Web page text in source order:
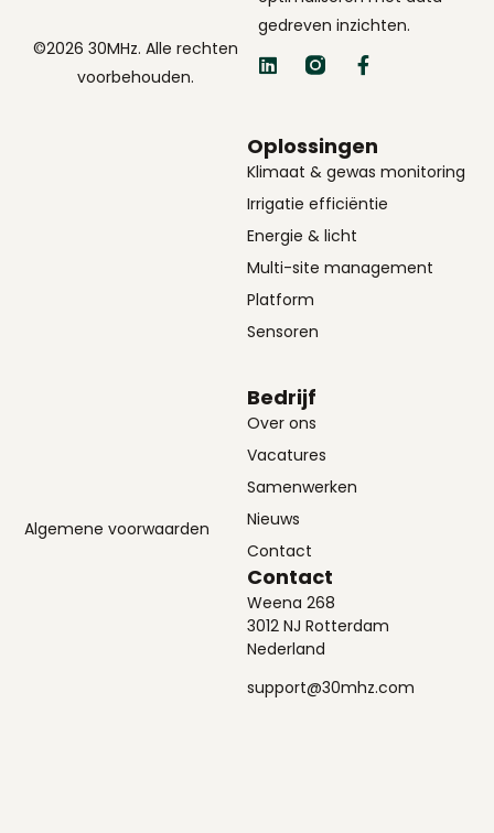
gedreven inzichten.
Oplossingen
Klimaat & gewas monitoring
Irrigatie efficiëntie
Energie & licht
Multi-site management
Platform
Sensoren
Bedrijf
Over ons
Vacatures
Samenwerken
Nieuws
Contact
Contact
Weena 268
3012 NJ Rotterdam
Nederland
support@30mhz.com
©2026 30MHz. Alle rechten
voorbehouden.
Algemene voorwaarden